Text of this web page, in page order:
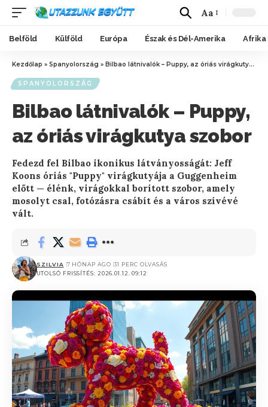
Aa
Belföld Külföld Európa Észak és Dél-Amerika Afrika
Kezdőlap » Spanyolország » Bilbao látnivalók – Puppy, az óriás virágkutya szobor
SPANYOLORSZÁG
Bilbao látnivalók – Puppy,
az óriás virágkutya szobor
Fedezd fel Bilbao ikonikus látványosságát: Jeff
Koons óriás "Puppy" virágkutyája a Guggenheim
előtt — élénk, virágokkal borított szobor, amely
mosolyt csal, fotózásra csábít és a város szívévé
vált.
UTOLSÓ FRISSÍTÉS: 2026.01.12. 09:12
SZILVIA 7 HÓNAP AGO 31 PERC OLVASÁS